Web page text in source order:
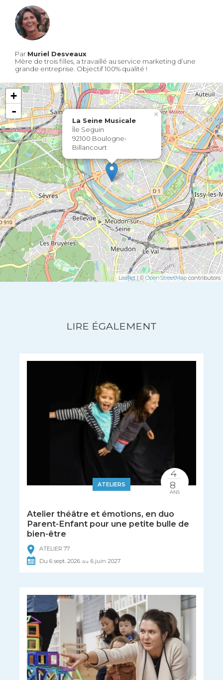
Par Muriel Desveaux
Mère de trois filles, a travaillé au service marketing d’une
grande entreprise. Objectif 100% qualité !
×
La Seine Musicale
Île Seguin
92100 Boulogne-
Billancourt
+
-
Leaflet | ©OpenStreetMap contributors
LIRE ÉGALEMENT
ATELIERS
Atelier théâtre et émotions, en duo
Parent-Enfant pour une petite bulle de
bien-être
ATELIER 77
Du6sept. 2026 au 6 juin 2027
4
8
ANS